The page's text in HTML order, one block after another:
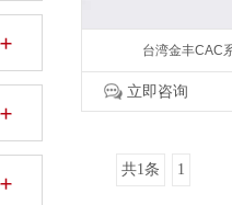
台湾金丰CAC
立即咨询
共1条 1